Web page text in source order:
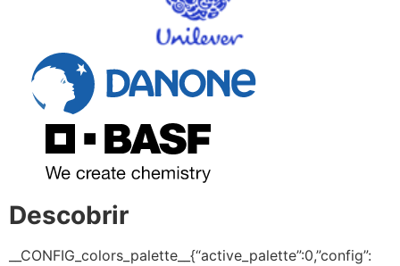
Descobrir
__CONFIG_colors_palette__{“active_palette”:0,”config”: